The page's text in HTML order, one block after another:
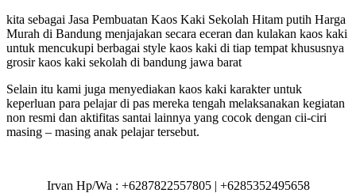
kita sebagai Jasa Pembuatan Kaos Kaki Sekolah Hitam putih Harga
Murah di Bandung menjajakan secara eceran dan kulakan kaos kaki
untuk mencukupi berbagai style kaos kaki di tiap tempat khususnya
grosir kaos kaki sekolah di bandung jawa barat
Selain itu kami juga menyediakan kaos kaki karakter untuk
keperluan para pelajar di pas mereka tengah melaksanakan kegiatan
non resmi dan aktifitas santai lainnya yang cocok dengan cii-ciri
masing – masing anak pelajar tersebut.
Irvan Hp/Wa : +6287822557805 | +6285352495658